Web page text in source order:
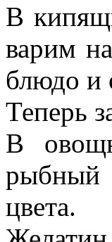
В
варим
блюдо и
Теперь
В
рыбный
цвета.